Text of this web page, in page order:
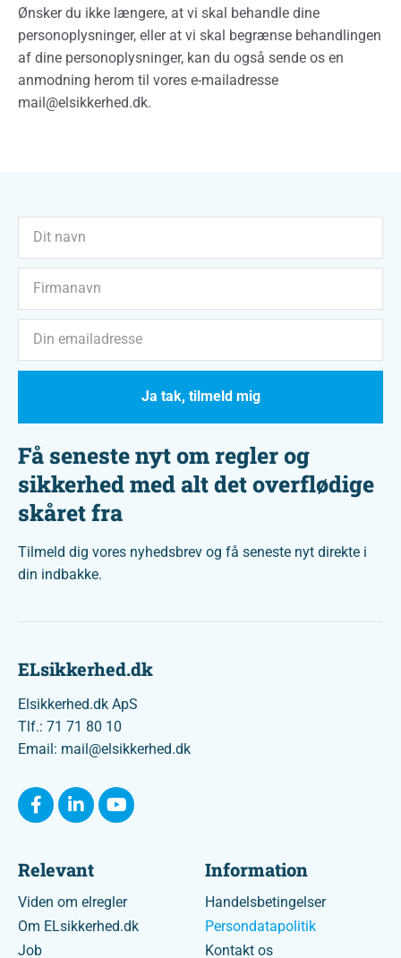
Ønsker du ikke længere, at vi skal behandle dine
personoplysninger, eller at vi skal begrænse behandlingen
af dine personoplysninger, kan du også sende os en
anmodning herom til vores e-mailadresse
mail@elsikkerhed.dk.
Få seneste nyt om regler og
sikkerhed med alt det overflødige
skåret fra
Tilmeld dig vores nyhedsbrev og få seneste nyt direkte i
din indbakke.
Ja tak, tilmeld mig
ELsikkerhed.dk
Elsikkerhed.dk ApS
Tlf.: 71 71 80 10
Email: mail@elsikkerhed.dk
Relevant
Viden om elregler
Om ELsikkerhed.dk
Job
Information
Handelsbetingelser
Persondatapolitik
Kontakt os